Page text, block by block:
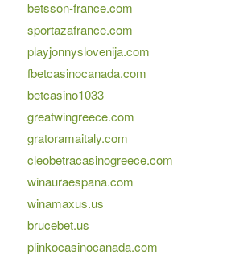
betsson-france.com
sportazafrance.com
playjonnyslovenija.com
fbetcasinocanada.com
betcasino1033
greatwingreece.com
gratoramaitaly.com
cleobetracasinogreece.com
winauraespana.com
winamaxus.us
brucebet.us
plinkocasinocanada.com